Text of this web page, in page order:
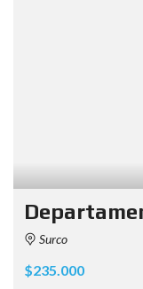
Surco
$235.000